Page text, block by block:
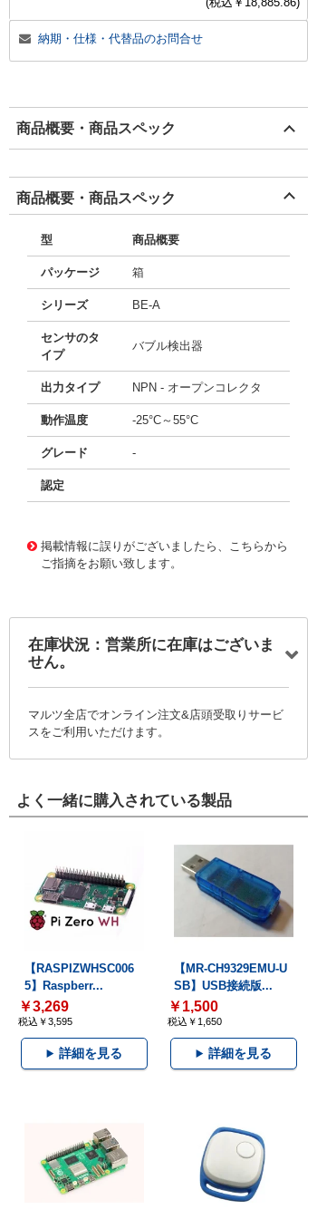
納期・仕様・代替品のお問合せ
商品概要・商品スペック
商品概要・商品スペック
型 商品概要
パッケージ 箱
シリーズ BE-A
センサのタ
イプ
バブル検出器
出力タイプ NPN - オープンコレクタ
動作温度 -25°C～55°C
グレード -
認定
掲載情報に誤りがございましたら、こちらから
ご指摘をお願い致します。
在庫状況：営業所に在庫はございま
せん。
マルツ全店でオンライン注文&店頭受取りサービ
スをご利用いただけます。
よく一緒に購入されている製品
【RASPIZWHSC006
5】Raspberr...
￥3,269
税込￥3,595
詳細を見る
【MR-CH9329EMU-U
SB】USB接続版...
￥1,500
税込￥1,650
詳細を見る